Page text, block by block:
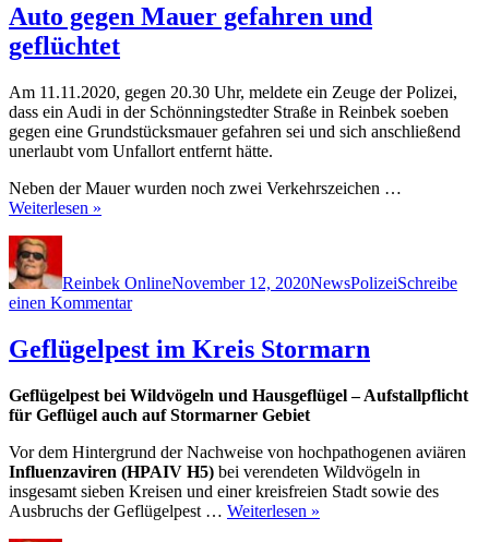
Auto gegen Mauer gefahren und
geflüchtet
Am 11.11.2020, gegen 20.30 Uhr, meldete ein Zeuge der Polizei,
dass ein Audi in der Schönningstedter Straße in Reinbek soeben
gegen eine Grundstücksmauer gefahren sei und sich anschließend
unerlaubt vom Unfallort entfernt hätte.
Neben der Mauer wurden noch zwei Verkehrszeichen …
Weiterlesen »
Reinbek OnlineNovember 12, 2020NewsPolizeiSchreibe
einen Kommentarzu
gegen
Mauer
und
geflüchtet
Geflügelpest im Kreis Stormarn
Geflügelpest bei Wildvögeln und Hausgeflügel – Aufstallpflicht
für Geflügel auch auf Stormarner Gebiet
Vor dem Hintergrund der Nachweise von hochpathogenen aviären
Influenzaviren (HPAIV H5) bei verendeten Wildvögeln in
insgesamt sieben Kreisen und einer kreisfreien Stadt sowie des
Ausbruchs der Geflügelpest … Weiterlesen »